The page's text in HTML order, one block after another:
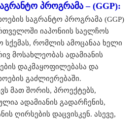
პროგრამა – (GGP):
საგრანტო პროგრამა (GGP)
იაპონიის საელჩოს
რომლის ამოცანაა ხელი
მოსახლეობას ადამიანის
დაკმაყოფილებასა და
გაძლიერებაში.
მათ შორის, პროექტებს,
ადამიანის გადარჩენის,
ღირსების დაცვისკენ. ასევე,